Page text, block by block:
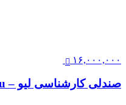
۱۶,۰۰۰,۰۰۰
صندلی کارشناسی لیو – X81pu